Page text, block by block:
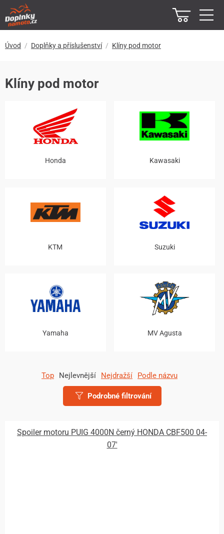
Úvod Doplňky a příslušenství Klíny pod motor
Klíny pod motor
Honda Kawasaki
KTM Suzuki
Yamaha MV Agusta
Top Nejlevnější Nejdražší Podle názvu
Podrobné filtrování
Spoiler motoru PUIG 4000N černý HONDA CBF500 04-
07'